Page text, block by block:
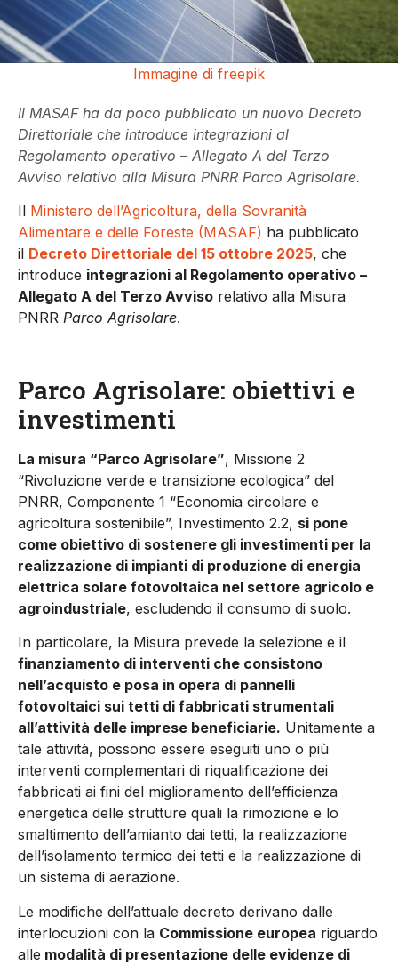
Immagine di freepik
Il MASAF ha da poco pubblicato un nuovo Decreto
Direttoriale che introduce integrazioni al
Regolamento operativo – Allegato A del Terzo
Avviso relativo alla Misura PNRR Parco Agrisolare.
Il Ministero dell’Agricoltura, della Sovranità
Alimentare e delle Foreste (MASAF) ha pubblicato
il Decreto Direttoriale del 15 ottobre 2025, che
introduce integrazioni al Regolamento operativo –
Allegato A del Terzo Avviso relativo alla Misura
PNRR Parco Agrisolare.
Parco Agrisolare: obiettivi e
investimenti
La misura “Parco Agrisolare”, Missione 2
“Rivoluzione verde e transizione ecologica” del
PNRR, Componente 1 “Economia circolare e
agricoltura sostenibile”, Investimento 2.2, si pone
come obiettivo di sostenere gli investimenti per la
realizzazione di impianti di produzione di energia
elettrica solare fotovoltaica nel settore agricolo e
agroindustriale, escludendo il consumo di suolo.
In particolare, la Misura prevede la selezione e il
finanziamento di interventi che consistono
nell’acquisto e posa in opera di pannelli
fotovoltaici sui tetti di fabbricati strumentali
all’attività delle imprese beneficiarie. Unitamente a
tale attività, possono essere eseguiti uno o più
interventi complementari di riqualificazione dei
fabbricati ai fini del miglioramento dell’efficienza
energetica delle strutture quali la rimozione e lo
smaltimento dell’amianto dai tetti, la realizzazione
dell’isolamento termico dei tetti e la realizzazione di
un sistema di aerazione.
Le modifiche dell’attuale decreto derivano dalle
interlocuzioni con la Commissione europea riguardo
alle modalità di presentazione delle evidenze di